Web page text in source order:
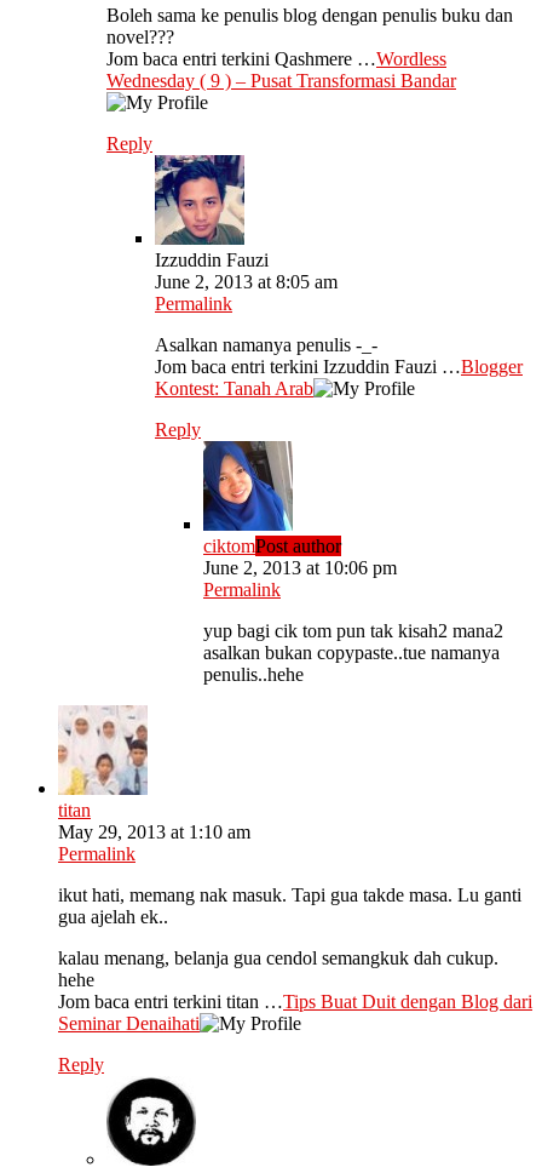
Boleh sama ke penulis blog dengan penulis buku dan
novel???
Jom baca entri terkini Qashmere …Wordless
Wednesday ( 9 ) – Pusat Transformasi Bandar
Reply
Izzuddin Fauzi
June 2, 2013 at 8:05 am
Permalink
Asalkan namanya penulis -_-
Jom baca entri terkini Izzuddin Fauzi …Blogger
Kontest: Tanah Arab
Reply
ciktomPost author
June 2, 2013 at 10:06 pm
Permalink
yup bagi cik tom pun tak kisah2 mana2
asalkan bukan copypaste..tue namanya
penulis..hehe
titan
May 29, 2013 at 1:10 am
Permalink
ikut hati, memang nak masuk. Tapi gua takde masa. Lu ganti
gua ajelah ek..
kalau menang, belanja gua cendol semangkuk dah cukup.
hehe
Jom baca entri terkini titan …Tips Buat Duit dengan Blog dari
Seminar Denaihati
Reply